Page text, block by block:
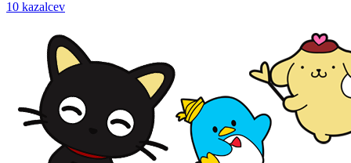
10 kazalcev